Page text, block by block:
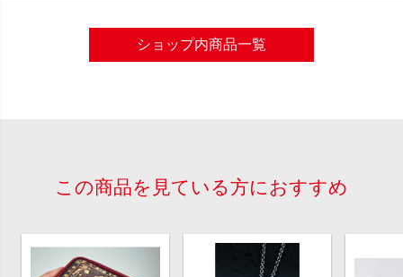
ショップ内商品一覧
この商品を見ている方におすすめ